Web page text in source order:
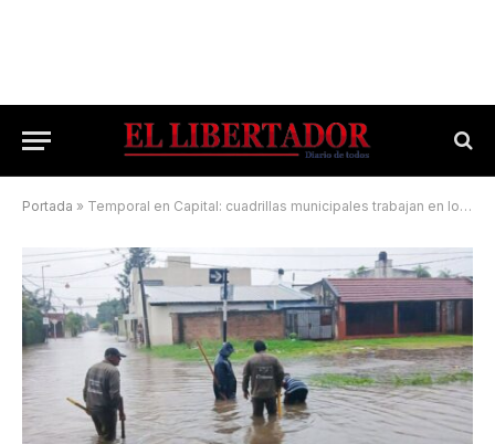
Portada » Temporal en Capital: cuadrillas municipales trabajan en los barrios y la alerta naranja continúa vigente